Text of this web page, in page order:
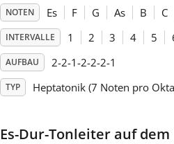
Español
Français
한국어
NOTEN Es F G As B C
INTERVALLE 1 2 3 4 5
AUFBAU 2-2-1-2-2-2-1
TYP Heptatonik (7 Noten pro
Es-Dur-Tonleiter auf